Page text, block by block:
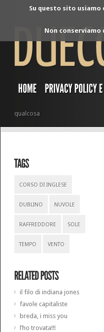
Su questo sito
Non
qualcosa
CORSO DI INGLESE
DUBLINO NUVOLE
RAFFREDDORE SOLE
TEMPO VENTO
il filo di indiana jones
favole capitaliste
breda, i miss you
l’ho trovata!!!